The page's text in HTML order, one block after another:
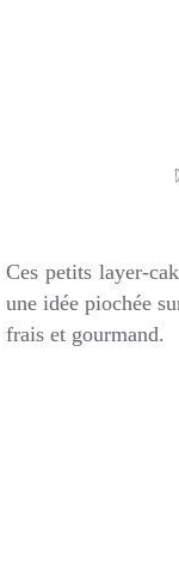
Ces petits layer-
une idée piochée
frais et gourmand.